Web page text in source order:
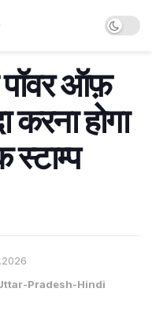
पॉवर ऑफ़
करना होगा
Pradesh-Hindi